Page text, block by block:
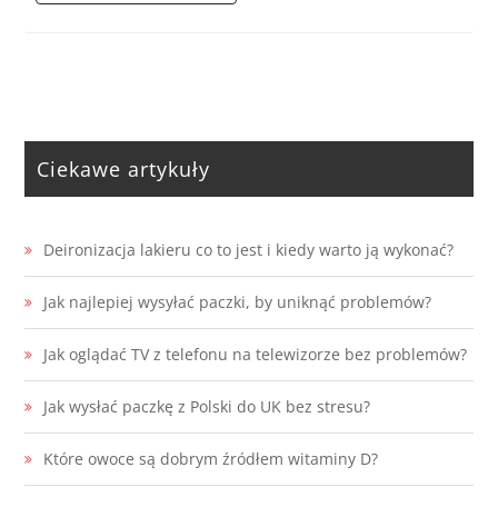
Ciekawe artykuły
Deironizacja lakieru co to jest i kiedy warto ją wykonać?
Jak najlepiej wysyłać paczki, by uniknąć problemów?
Jak oglądać TV z telefonu na telewizorze bez problemów?
Jak wysłać paczkę z Polski do UK bez stresu?
Które owoce są dobrym źródłem witaminy D?